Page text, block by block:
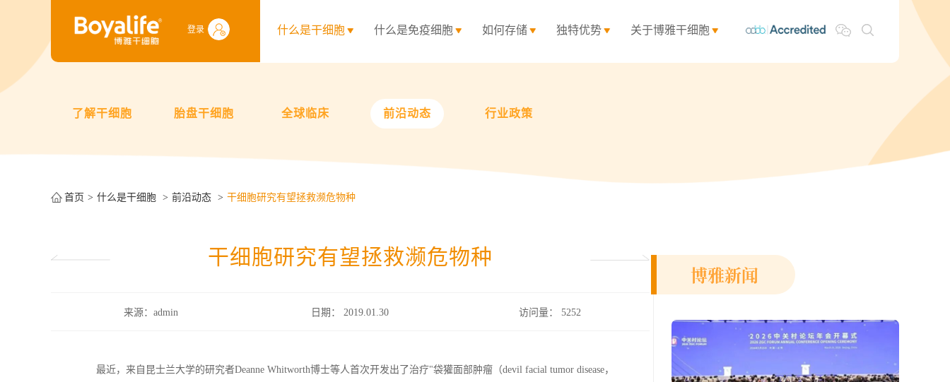
登录 什么是干细胞 什么是免疫细胞 如何存储 独特优势 关于博雅干细胞
了解干细胞 胎盘干细胞 全球临床 前沿动态 行业政策
首页 什么是干细胞 前沿动态 干细胞研究有望拯救濒危物种
干细胞研究有望拯救濒危物种
来源：admin 日期： 2019.01.30 访问量： 5252
最近，来自昆士兰大学的研究者Deanne Whitworth博士等人首次开发出了治疗"袋獾面部肿瘤（devil facial tumor disease，
博雅新闻